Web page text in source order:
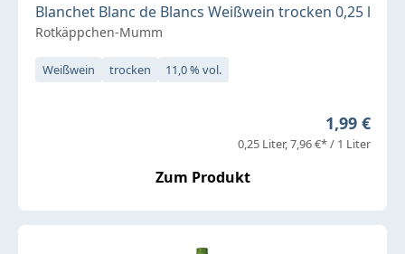
Blanchet Blanc de Blancs Weißwein trocken 0,25 l
Rotkäppchen-Mumm
Weißwein trocken 11,0 % vol.
Regulärer
1,99 €
0,25 Liter 7,96 €* / 1 Liter
Zum Produkt